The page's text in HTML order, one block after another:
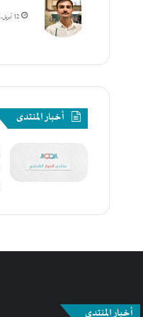
12 أبريل، 2025
أخبار المنتدى
أخبار المنتدى